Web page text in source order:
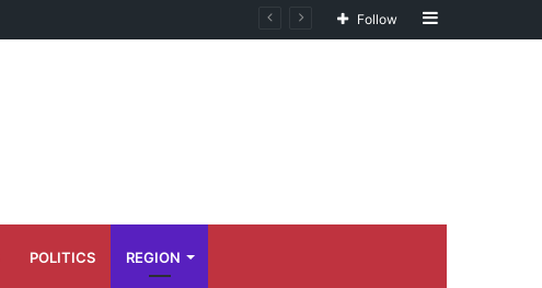
Sidebar
Follow
POLITICS REGION